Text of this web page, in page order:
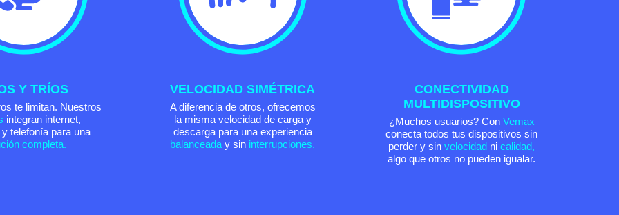
Y TRÍOS
te limitan. Nuestros
integran internet,
telefonía para una
completa.
VELOCIDAD SIMÉTRICA
A diferencia de otros, ofrecemos
la misma velocidad de carga y
descarga para una experiencia
balanceada y sin interrupciones.
CONECTIVIDAD
MULTIDISPOSITIVO
¿Muchos usuarios? Con Vemax
conecta todos tus dispositivos sin
perder y sinvelocidad nicalidad,
algo que otros no pueden igualar.